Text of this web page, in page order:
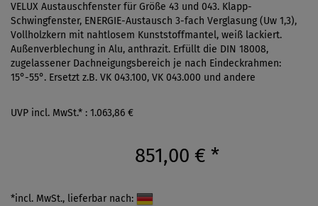
VELUX Austauschfenster für Größe 43 und 043. Klapp-
Schwingfenster, ENERGIE-Austausch 3-fach Verglasung (Uw 1,3),
Vollholzkern mit nahtlosem Kunststoffmantel, weiß lackiert.
Außenverblechung in Alu, anthrazit. Erfüllt die DIN 18008,
zugelassener Dachneigungsbereich je nach Eindeckrahmen:
15°-55°. Ersetzt z.B. VK 043.100, VK 043.000 und andere
UVP incl. MwSt.* : 1.063,86 €
851,00 € *
*incl. MwSt., lieferbar nach: